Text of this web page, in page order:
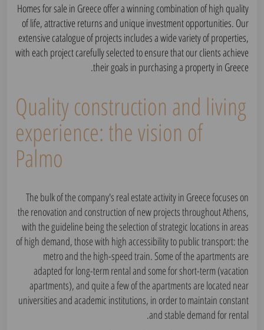
Homes for sale in Greece offer a winning combination of high quality
of life, attractive returns and unique investment opportunities. Our
extensive catalogue of projects includes a wide variety of properties,
with each project carefully selected to ensure that our clients achieve
their goals in purchasing a property in Greece.
Quality construction and living
experience: the vision of
Palmo
The bulk of the company's real estate activity in Greece focuses on
the renovation and construction of new projects throughout Athens,
with the guideline being the selection of strategic locations in areas
of high demand, those with high accessibility to public transport: the
metro and the high-speed train. Some of the apartments are
adapted for long-term rental and some for short-term (vacation
apartments), and quite a few of the apartments are located near
universities and academic institutions, in order to maintain constant
and stable demand for rental.